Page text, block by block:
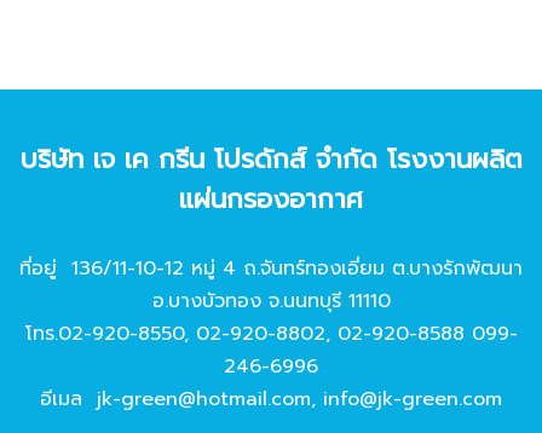
บริษัท เจ เค กรีน โปรดักส์ จํากัด โรงงานผลิต
แผ่นกรองอากาศ
ที่อยู่ 136/11-10-12 หมู่ 4 ถ.จันทร์ทองเอี่ยม ต.บางรักพัฒนา
อ.บางบัวทอง จ.นนทบุรี 11110
โทร.02-920-8550, 02-920-8802, 02-920-8588 099-
246-6996
อีเมล jk-green@hotmail.com, info@jk-green.com